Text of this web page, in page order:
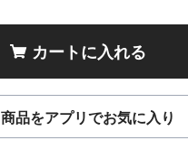
カートに入れる
商品をアプリでお気に入り